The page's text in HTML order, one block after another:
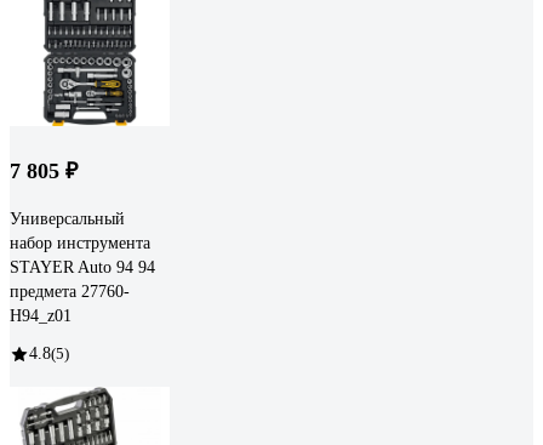
7 805 ₽
Универсальный
набор инструмента
STAYER Auto 94 94
предмета 27760-
H94_z01
4.8(5)